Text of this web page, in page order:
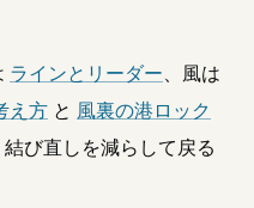
ラインとリーダー、風は
え方 と 風裏の港ロック
び直しを減らして戻る